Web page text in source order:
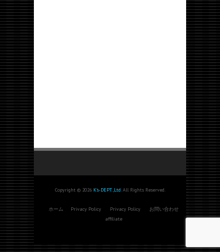
Copyright © 2026 K's-DEPT.,Ltd. All Rights Reserved.
ホーム Privacy Policy Privacy Policy
お問い合わせ
affiliate